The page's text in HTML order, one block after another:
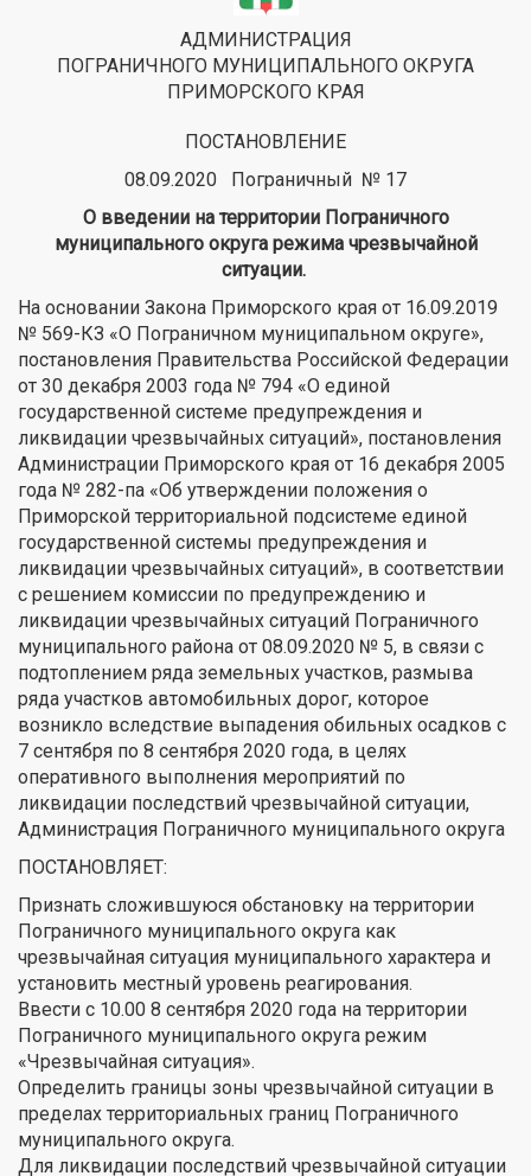
АДМИНИСТРАЦИЯ
ПОГРАНИЧНОГО МУНИЦИПАЛЬНОГО ОКРУГА
ПРИМОРСКОГО КРАЯ
ПОСТАНОВЛЕНИЕ
08.09.2020 Пограничный № 17
О введении на территории Пограничного
муниципального округа режима чрезвычайной
ситуации.
На основании Закона Приморского края от 16.09.2019
№ 569-КЗ «О Пограничном муниципальном округе»,
постановления Правительства Российской Федерации
от 30 декабря 2003 года № 794 «О единой
государственной системе предупреждения и
ликвидации чрезвычайных ситуаций», постановления
Администрации Приморского края от 16 декабря 2005
года № 282-па «Об утверждении положения о
Приморской территориальной подсистеме единой
государственной системы предупреждения и
ликвидации чрезвычайных ситуаций», в соответствии
с решением комиссии по предупреждению и
ликвидации чрезвычайных ситуаций Пограничного
муниципального района от 08.09.2020 № 5, в связи с
подтоплением ряда земельных участков, размыва
ряда участков автомобильных дорог, которое
возникло вследствие выпадения обильных осадков с
7 сентября по 8 сентября 2020 года, в целях
оперативного выполнения мероприятий по
ликвидации последствий чрезвычайной ситуации,
Администрация Пограничного муниципального округа
ПОСТАНОВЛЯЕТ:
Признать сложившуюся обстановку на территории
Пограничного муниципального округа как
чрезвычайная ситуация муниципального характера и
установить местный уровень реагирования.
Ввести с 10.00 8 сентября 2020 года на территории
Пограничного муниципального округа режим
«Чрезвычайная ситуация».
Определить границы зоны чрезвычайной ситуации в
пределах территориальных границ Пограничного
муниципального округа.
Для ликвидации последствий чрезвычайной ситуации